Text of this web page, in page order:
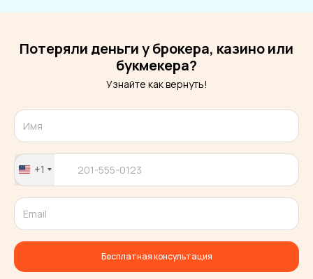
Потеряли деньги у брокера, казино или
букмекера?
Узнайте как вернуть!
United
States
+1
Бесплатная консультация